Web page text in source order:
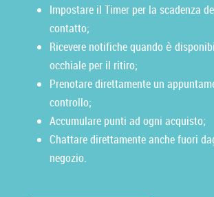
Impostare il Timer per la scadenza
contatto;
Ricevere notifiche quando è
occhiale per il ritiro;
Prenotare direttamente un
controllo;
Accumulare punti ad ogni acquisto;
Chattare direttamente anche fuori
negozio.